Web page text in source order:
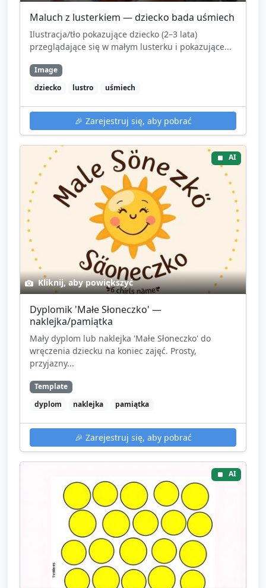
Maluch z lusterkiem — dziecko bada uśmiech
Ilustracja/tło pokazujące dziecko (2–3 lata)
przeglądające się w małym lusterku i pokazujące...
Image
dziecko
lustro uśmiech
🎉 Zarejestruj się, aby pobrać
AI
Kliknij, aby powiększyć
Dyplomik 'Małe Słoneczko' —
naklejka/pamiątka
Mały dyplom lub naklejka 'Małe Słoneczko' do
wręczenia dziecku na koniec zajęć. Prosty,
przyjazny...
Template
dyplom
naklejka pamiątka
🎉 Zarejestruj się, aby pobrać
AI